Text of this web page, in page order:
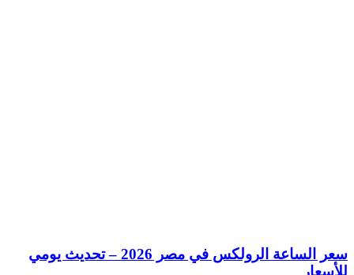
سعر الساعة الرولكس في مصر 2026 – تحديث يومي
للأسعار